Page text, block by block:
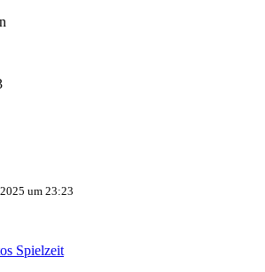
um 23:23
Spielzeit